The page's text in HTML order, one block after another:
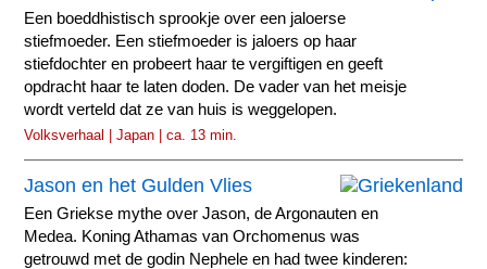
Een boeddhistisch sprookje over een jaloerse
stiefmoeder. Een stiefmoeder is jaloers op haar
stiefdochter en probeert haar te vergiftigen en geeft
opdracht haar te laten doden. De vader van het meisje
wordt verteld dat ze van huis is weggelopen.
Volksverhaal | Japan | ca. 13 min.
Jason en het Gulden Vlies
Een Griekse mythe over Jason, de Argonauten en
Medea. Koning Athamas van Orchomenus was
getrouwd met de godin Nephele en had twee kinderen: